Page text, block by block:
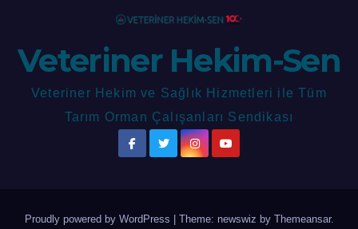
Veteriner Hekim-Sen
Veteriner Hekim ve Sağlık Hizmetleri ile Tüm
Tarım Orman Çalışanları Sendikası
Proudly powered by WordPress Theme: newswiz by Themeansar.